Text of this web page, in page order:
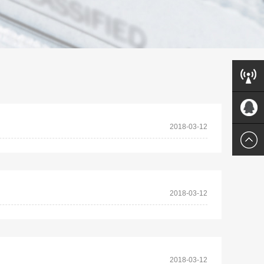
2018-03-12
2018-03-12
2018-03-12
联系方
式
QQ客服